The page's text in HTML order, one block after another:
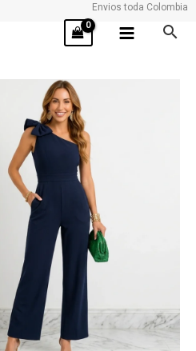
Envios toda Colombia